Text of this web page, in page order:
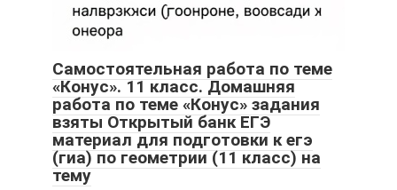
Самостоятельная работа по теме
«Конус». 11 класс. Домашняя
работа по теме «Конус» задания
взяты Открытый банк ЕГЭ
материал для подготовки к егэ
(гиа) по геометрии (11 класс) на
тему